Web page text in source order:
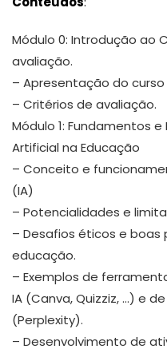
Módulo 0: Introdução ao
avaliação.
– Apresentação do
– Critérios de avaliação.
Módulo 1: Fundamentos
Artificial na Educação
– Conceito e
(IA)
– Potencialidades e
– Desafios éticos e boas
educação.
– Exemplos de
IA (Canva, Quizziz, …) e
(Perplexity).
– Desenvolvimento de